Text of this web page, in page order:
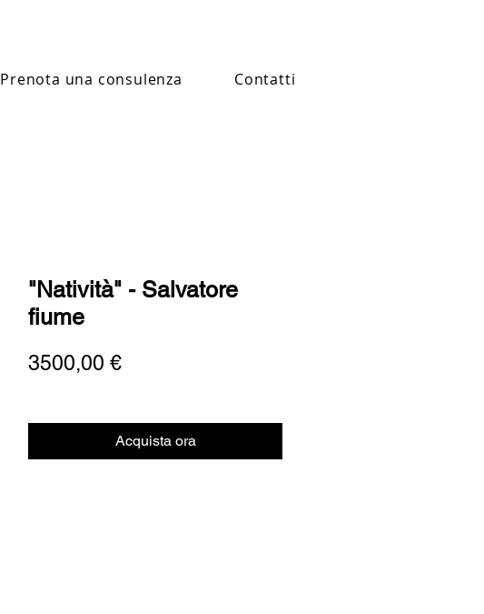
Prenota una consulenza Contatti
"Natività" - Salvatore
fiume
3500,00 €Prezzo
Acquista ora